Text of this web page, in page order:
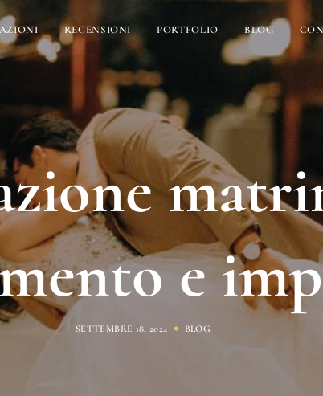
RECENSIONI PORTFOLIO BLOG
e
SETTEMBRE 18, 2024 BLOG